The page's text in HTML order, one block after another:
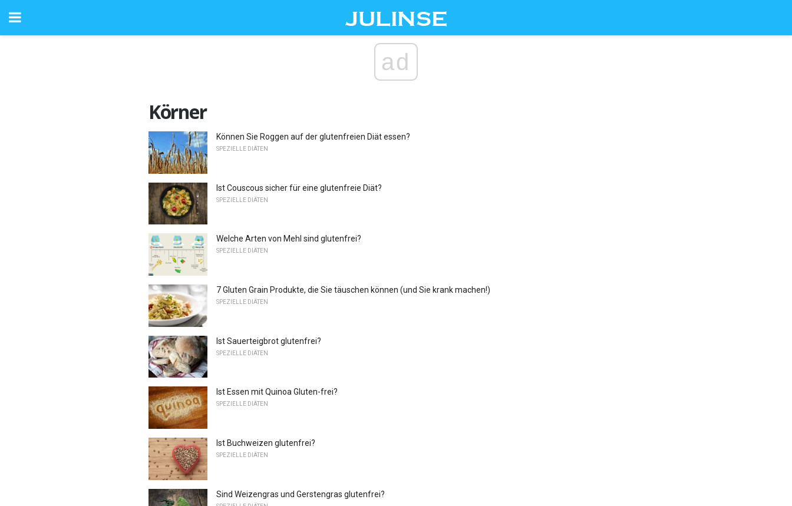
ad
Körner
Können Sie Roggen auf der glutenfreien Diät essen?
SPEZIELLE DIÄTEN
Ist Couscous sicher für eine glutenfreie Diät?
SPEZIELLE DIÄTEN
Welche Arten von Mehl sind glutenfrei?
SPEZIELLE DIÄTEN
7 Gluten Grain Produkte, die Sie täuschen können (und Sie krank machen!)
SPEZIELLE DIÄTEN
Ist Sauerteigbrot glutenfrei?
SPEZIELLE DIÄTEN
Ist Essen mit Quinoa Gluten-frei?
SPEZIELLE DIÄTEN
Ist Buchweizen glutenfrei?
SPEZIELLE DIÄTEN
Sind Weizengras und Gerstengras glutenfrei?